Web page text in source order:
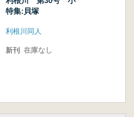
特集:貝塚
利根川同人
新刊 在庫なし